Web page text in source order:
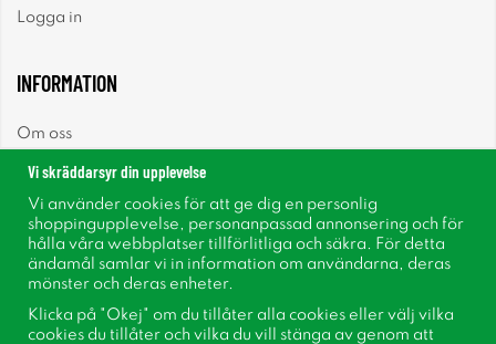
Logga in
INFORMATION
Om oss
Nyhetsbrev
Om cookies
Vi skräddarsyr din upplevelse
Vi använder cookies för att ge dig en personlig
shoppingupplevelse, personanpassad annonsering och för
hålla våra webbplatser tillförlitliga och säkra. För detta
ändamål samlar vi in information om användarna, deras
mönster och deras enheter.
Klicka på "Okej" om du tillåter alla cookies eller välj vilka
cookies du tillåter och vilka du vill stänga av genom att